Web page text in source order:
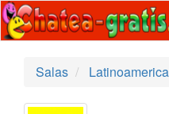
Salas
Latinoamerica